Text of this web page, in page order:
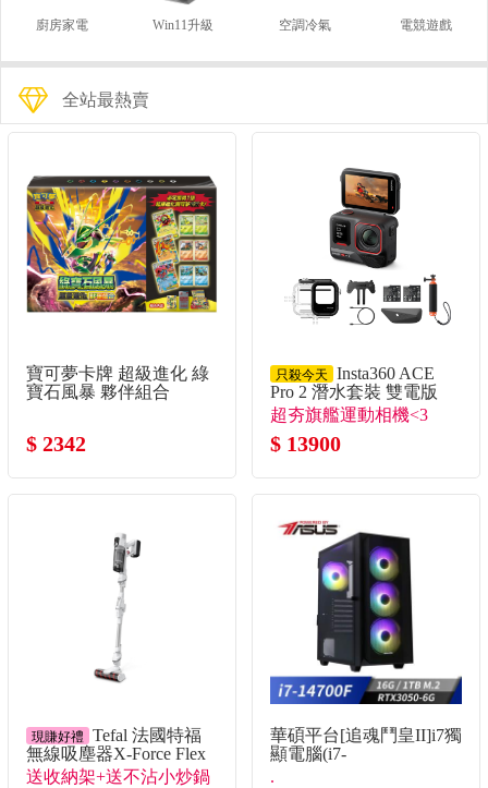
廚房家電 Win11升級 空調冷氣 電競遊戲
全站最熱賣
寶可夢卡牌 超級進化 綠
寶石風暴 夥伴組合
$ 2342
只殺今天
Insta360 ACE
Pro 2 潛水套裝 雙電版
超夯旗艦運動相機<3
$ 13900
現賺好禮
Tefal 法國特福
無線吸塵器X-Force Flex
9.6
送收納架+送不沾小炒鍋
華碩平台[追魂鬥皇II]i7獨
顯電腦(i7-
.